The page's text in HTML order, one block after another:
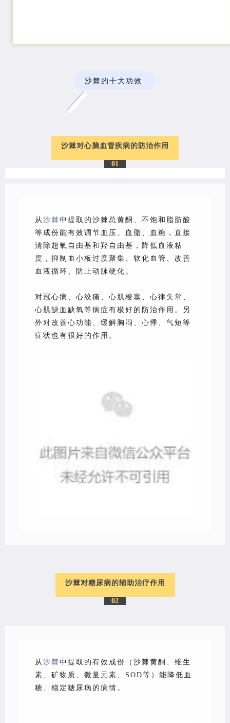
沙棘的十大功效
沙棘对心脑血管疾病的防治作用
01
从 沙棘 中提取的沙棘总黄酮、不饱和脂肪酸
等成份能有效调节血压、血脂、血糖，直接
清除超氧自由基和羟自由基，降低血液粘
度，抑制血小板过度聚集、软化血管、改善
血液循环、防止动脉硬化。
对冠心病、心绞痛、心肌梗塞、心律失常、
心肌缺血缺氧等病症有极好的防治作用。另
外对改善心功能、缓解胸闷、心悸、气短等
症状也有很好的作用。
沙棘对糖尿病的辅助治疗作用
02
从 沙棘 中提取的有效成份（沙棘黄酮、维生
素、矿物质、微量元素、SOD等）能降低血
糖、稳定糖尿病的病情。